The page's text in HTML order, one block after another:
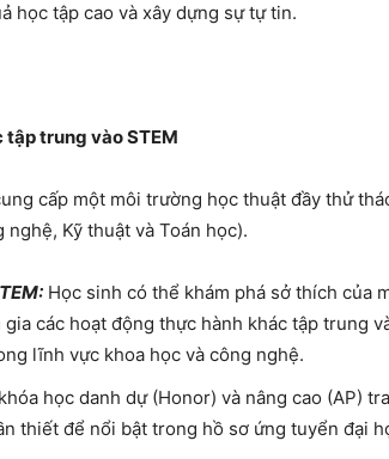
học tập cao và xây dựng sự tự tin.
trung vào STEM
cấp một môi trường học thuật đầy thử
Kỹ thuật và Toán học).
: Học sinh có thể khám phá sở thích của
các hoạt động thực hành khác tập trung
lĩnh vực khoa học và công nghệ.
học danh dự (Honor) và nâng cao (AP)
thiết để nổi bật trong hồ sơ ứng tuyển đại